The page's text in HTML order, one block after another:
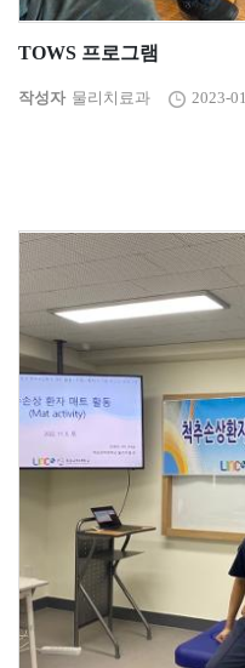
TOWS 프로그램
작성자 물리치료과 2023-